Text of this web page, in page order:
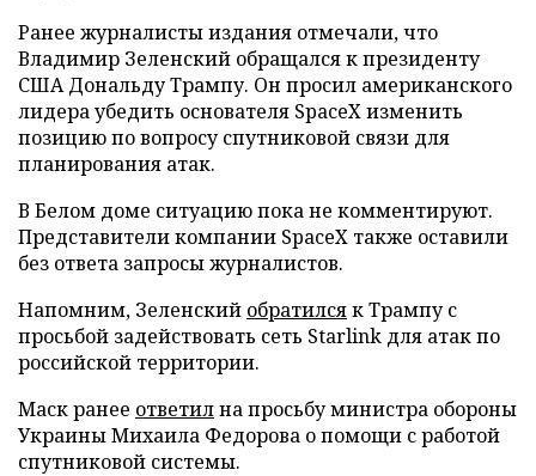
Ранее журналисты издания отмечали, что
Владимир Зеленский обращался к президенту
США Дональду Трампу. Он просил американского
лидера убедить основателя SpaceX изменить
позицию по вопросу спутниковой связи для
планирования атак.
В Белом доме ситуацию пока не комментируют.
Представители компании SpaceX также оставили
без ответа запросы журналистов.
Напомним, Зеленский обратилсяк Трампу с
просьбой задействовать сеть Starlink для атак по
российской территории.
Маск ранее ответилна просьбу министра обороны
Украины Михаила Федорова о помощи с работой
спутниковой системы.